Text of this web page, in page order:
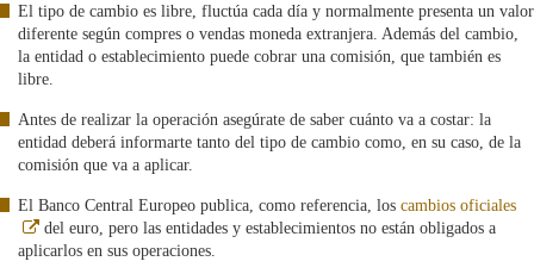
nueva
El tipo de cambio es libre, fluctúa cada día y normalmente presenta un valor
diferente según compres o vendas moneda extranjera. Además del cambio,
la entidad o establecimiento puede cobrar una comisión, que también es
libre.
Antes de realizar la operación asegúrate de saber cuánto va a costar: la
entidad deberá informarte tanto del tipo de cambio como, en su caso, de la
comisión que va a aplicar.
El Banco Central Europeo publica, como referencia, los cambios oficiales
Abre
en
ventana
del euro, pero las entidades y establecimientos no están obligados a
aplicarlos en sus operaciones.